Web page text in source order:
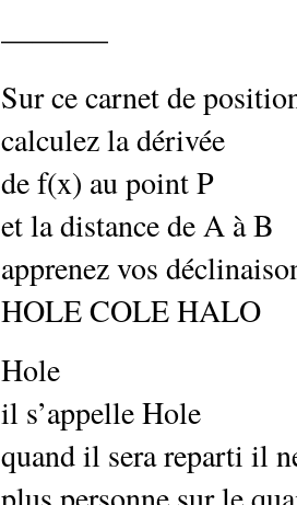
———–
Sur ce carnet de
calculez la dérivée
de f(x) au point P
et la distance de A à B
apprenez vos
HOLE COLE HALO
Hole
il s’appelle Hole
quand il sera reparti il